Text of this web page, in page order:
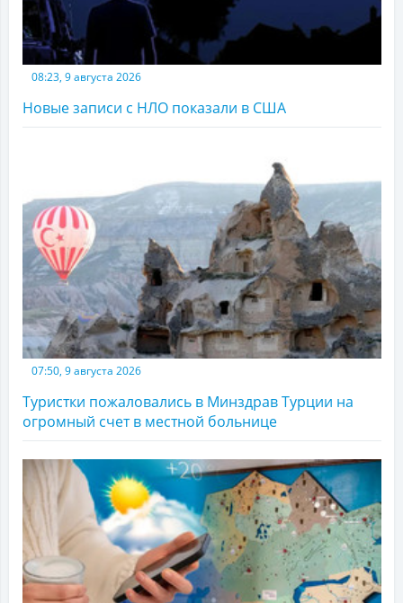
08:23, 9 августа 2026
Новые записи с НЛО показали в США
07:50, 9 августа 2026
Туристки пожаловались в Минздрав Турции на
огромный счет в местной больнице